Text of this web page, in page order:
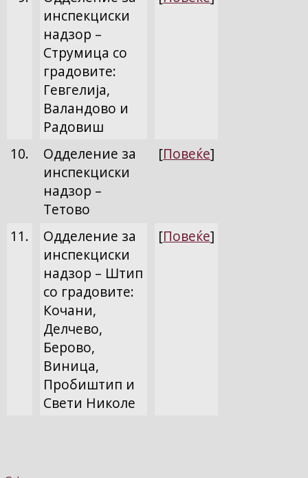
инспекциски
надзор –
Струмица со
градовите:
Гевгелија,
Валандово и
Радовиш
10.
Одделение за
инспекциски
надзор –
Тетово
[Повеќе]
11.
Одделение за
инспекциски
надзор – Штип
со градовите:
Кочани,
Делчево,
Берово,
Виница,
Пробиштип и
Свети Николе
[Повеќе]